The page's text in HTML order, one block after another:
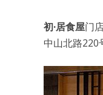
初·居食屋门
中山北路220